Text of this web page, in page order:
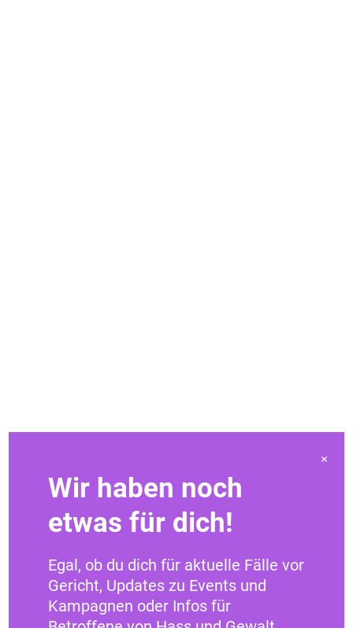
Wir haben noch
etwas für dich!
Egal, ob du dich für aktuelle Fälle vor
Gericht, Updates zu Events und
Kampagnen oder Infos für
×